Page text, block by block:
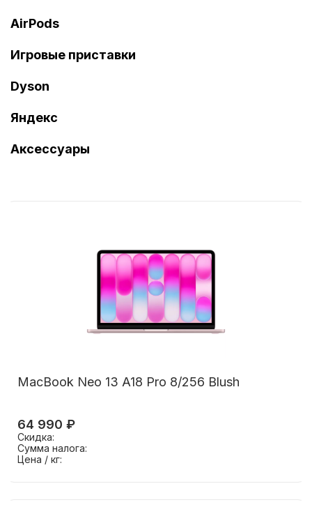
MacBook Neo 13 A18 Pro 8/256 Blush
64 990 ₽
Скидка:
Сумма налога:
Цена / кг:
AirPods
Игровые приставки
Dyson
Яндекс
Аксессуары